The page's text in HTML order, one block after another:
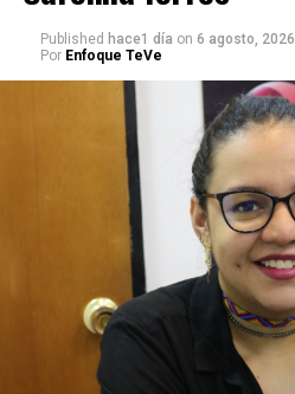
Published hace1 día on 6 agosto, 2026
Por Enfoque TeVe